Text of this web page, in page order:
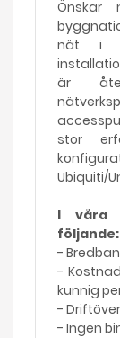
Önskar
nät i
är
stor
Ubiquiti/
I våra
följande:
-
-
kunnig
-
- Ingen